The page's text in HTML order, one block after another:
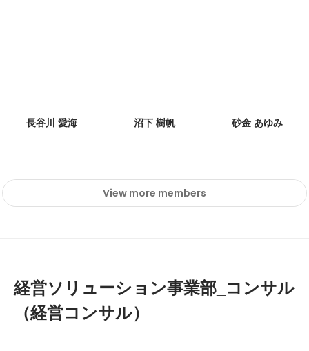
長谷川 愛海 沼下 樹帆 砂金 あゆみ
View more members
経営ソリューション事業部_コンサル
（経営コンサル）